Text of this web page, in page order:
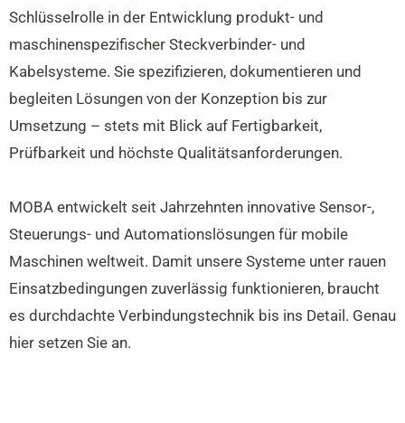
Schlüsselrolle in der Entwicklung produkt- und
maschinenspezifischer Steckverbinder- und
Kabelsysteme. Sie spezifizieren, dokumentieren und
begleiten Lösungen von der Konzeption bis zur
Umsetzung – stets mit Blick auf Fertigbarkeit,
Prüfbarkeit und höchste Qualitätsanforderungen.
MOBA entwickelt seit Jahrzehnten innovative Sensor-,
Steuerungs- und Automationslösungen für mobile
Maschinen weltweit. Damit unsere Systeme unter rauen
Einsatzbedingungen zuverlässig funktionieren, braucht
es durchdachte Verbindungstechnik bis ins Detail. Genau
hier setzen Sie an.